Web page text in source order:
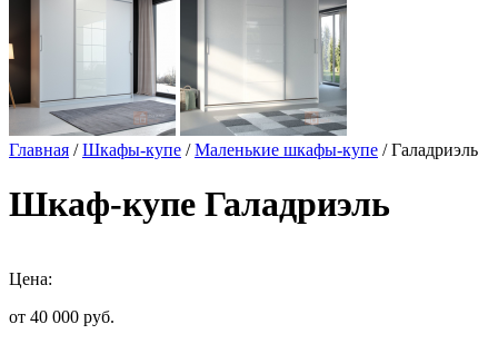
Главная /Шкафы-купе /Маленькие шкафы-купе / Галадриэль
Шкаф-купе Галадриэль
Цена:
от 40 000 руб.